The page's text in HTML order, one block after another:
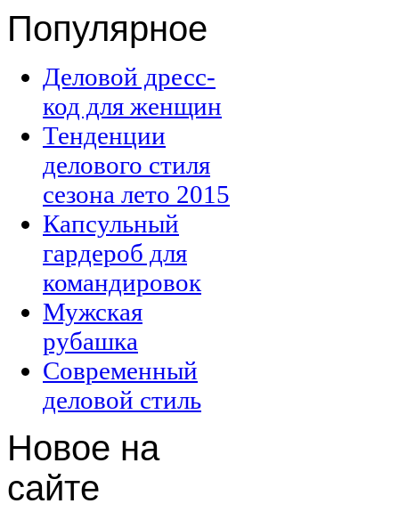
Популярное
Деловой дресс-
код для женщин
Тенденции
делового стиля
сезона лето 2015
Капсульный
гардероб для
командировок
Мужская
рубашка
Современный
деловой стиль
Новое на
сайте